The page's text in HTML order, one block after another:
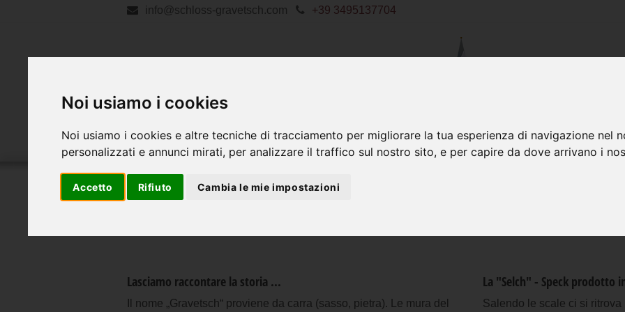
Noi usiamo i cookies
Noi usiamo i cookies e altre tecniche di tracciamento per migliorare la tua esperienza di navigazione nel
personalizzati e annunci mirati, per analizzare il traffico sul nostro sito, e per capire da dove arrivano i
Accetto Rifiuto Cambia le mie impostazioni
info@schloss-gravetsch.com +39 3495137704
Gravetsch Agriturismo
Lasciamo raccontare la storia ...
Il nome „Gravetsch“ proviene da carra (sasso, pietra). Le mura del
La "Selch" - Speck prodotto
Salendo le scale ci si